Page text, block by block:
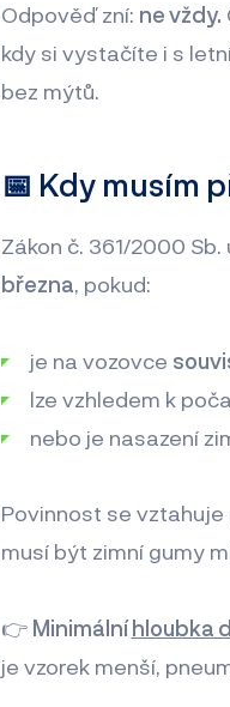
Odpověď zní: ne vždy.
kdy si vystačíte i s
bez mýtů.
📅 Kdy musím
Zákon č. 361/2000
března, pokud:
je na vozovce
lze vzhledem k
nebo je nasazení
Povinnost se vztahuje
musí být zimní gumy
👉 Minimálníhloubka
je vzorek menší,